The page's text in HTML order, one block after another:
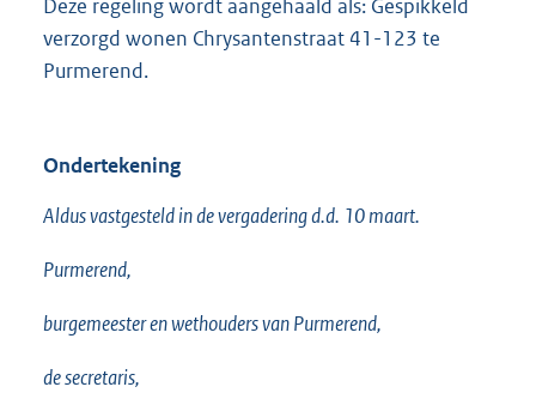
Deze regeling wordt aangehaald als: Gespikkeld
verzorgd wonen Chrysantenstraat 41-123 te
Purmerend.
Ondertekening
Aldus vastgesteld in de vergadering d.d. 10 maart.
Purmerend,
burgemeester en wethouders van Purmerend,
de secretaris,